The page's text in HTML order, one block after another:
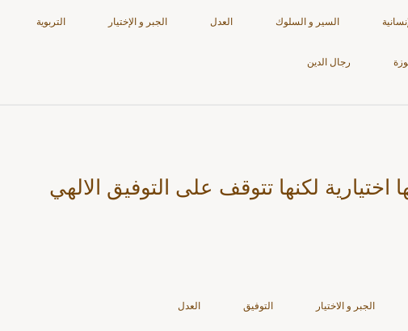
السير و السلوك العدل الجبر و الإختيار التربوية
رجال الدين
اختيارية لكنها تتوقف على التوفيق الالهي
الجبر و الاختيار التوفيق العدل